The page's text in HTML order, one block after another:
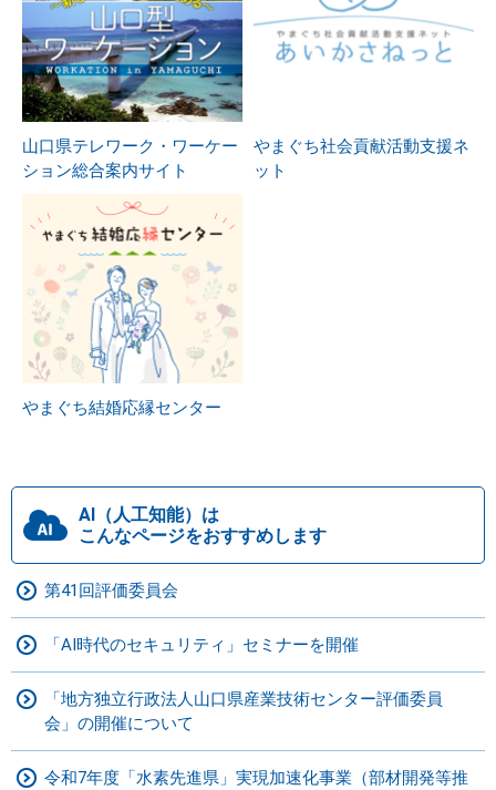
山口県テレワーク・ワーケー
ション総合案内サイト
やまぐち社会貢献活動支援ネ
ット
やまぐち結婚応縁センター
AI（人工知能）は
こんなページをおすすめします
第41回評価委員会
「AI時代のセキュリティ」セミナーを開催
「地方独立行政法人山口県産業技術センター評価委員
会」の開催について
令和7年度「水素先進県」実現加速化事業（部材開発等推